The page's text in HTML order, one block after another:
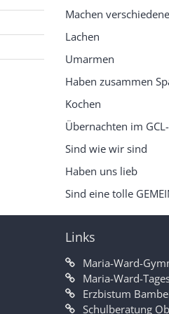
Machen
Lachen
Umarmen
Haben zusammen
Kochen
Übernachten im
Sind wie wir sind
Haben uns lieb
Sind eine tolle
Links
Maria-Ward-
Maria-Ward-
Erzbistum
Schulberatung